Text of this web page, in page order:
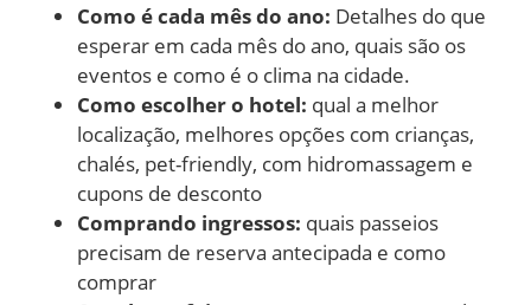
Como é cada mês do ano: Detalhes do que
esperar em cada mês do ano, quais são os
eventos e como é o clima na cidade.
Como escolher o hotel: qual a melhor
localização, melhores opções com crianças,
chalés, pet-friendly, com hidromassagem e
cupons de desconto
Comprando ingressos: quais passeios
precisam de reserva antecipada e como
comprar